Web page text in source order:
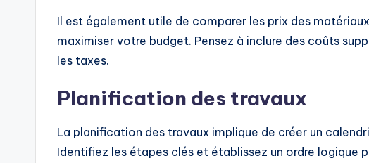
Il est également utile de comparer les prix des
maximiser votre budget. Pensez à inclure des coûts
les taxes.
Planification des travaux
La planification des travaux implique de créer un
Identifiez les étapes clés et établissez un ordre logique